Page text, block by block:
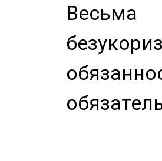
Весьма